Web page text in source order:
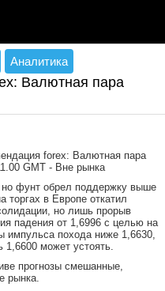
Аналитика
Валютная пара
forex: Валютная пара
GMT - Вне рынка
но фунт обрел поддержку выше
в Европе откатил
но лишь прорыв
падения от 1,6996 с целью на
импульса похода ниже 1,6630,
1,6600 может устоять.
прогнозы смешанные,
рынка.